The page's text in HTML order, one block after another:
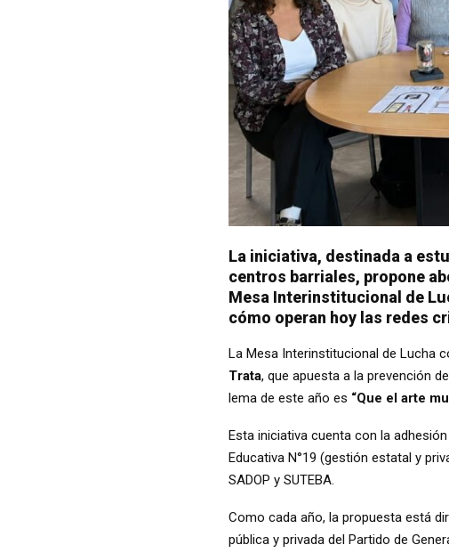
La iniciativa, destinada a
centros barriales, propone
Mesa Interinstitucional de
cómo operan hoy las redes
La Mesa Interinstitucional de Lucha
Trata, que apuesta a la prevención
lema de este año es “Que el arte
Esta iniciativa cuenta con la
Educativa N°19 (gestión estatal y
SADOP y SUTEBA.
Como cada año, la propuesta está
pública y privada del Partido de